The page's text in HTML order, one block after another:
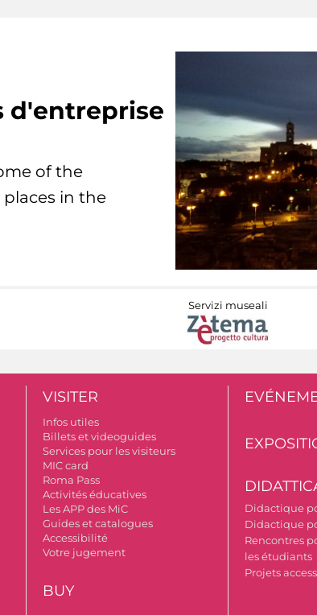
d'entreprise
of the
in the
Servizi museali
VISITER
Infos utiles
Billets et videoguides
Services pour les visiteurs
MIC card
Roma Pass
Activités éducatives
Les APP des MiC
Guides et catalogues
Accessibilité
Votre jugement
BUY
Didactique
Didactique
Rencontres
les étudiants
Projets